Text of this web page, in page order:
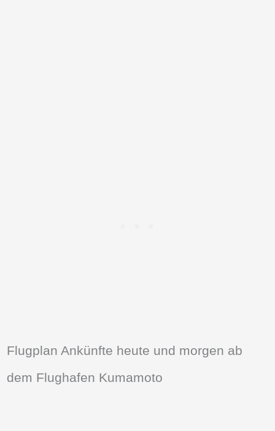
Flugplan Ankünfte heute und morgen ab
dem Flughafen Kumamoto